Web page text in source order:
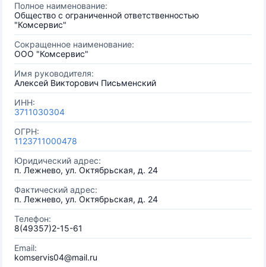
Полное наименование:
Общество с ограниченной ответственностью
"Комсервис"
Сокращенное наименование:
ООО "Комсервис"
Имя руководителя:
Алексей Викторович Письменский
ИНН:
3711030304
ОГРН:
1123711000478
Юридический адрес:
п. Лежнево, ул. Октябрьская, д. 24
Фактический адрес:
п. Лежнево, ул. Октябрьская, д. 24
Телефон:
8(49357)2-15-61
Email:
komservis04@mail.ru